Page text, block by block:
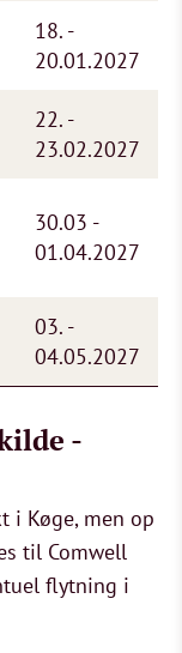
18. -
20.01.2027
22. -
23.02.2027
30.03 -
01.04.2027
03. -
04.05.2027
-
i Køge, men op
til Comwell
flytning i